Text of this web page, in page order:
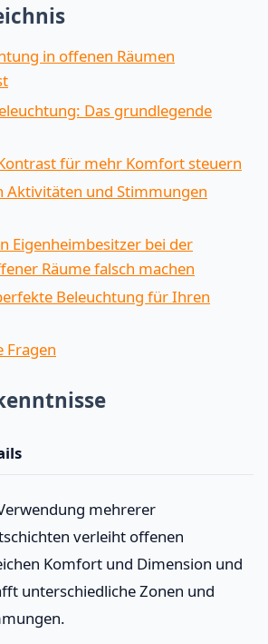
in offenen Räumen
Das grundlegende
für mehr Komfort steuern
Aktivitäten und Stimmungen
Eigenheimbesitzer bei der
Räume falsch machen
Beleuchtung für Ihren
Fragen
mehrerer
verleiht offenen
Komfort und Dimension und
unterschiedliche Zonen und